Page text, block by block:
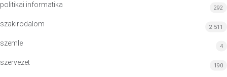
politikai informatika 292
szakirodalom 2 511
szemle 4
szervezet 190